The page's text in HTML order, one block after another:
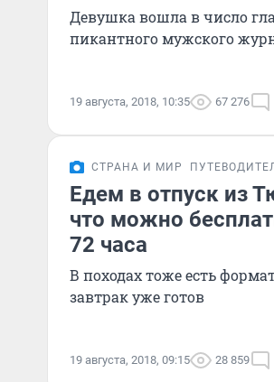
Девушка вошла в число
пикантного мужского
19 августа, 2018, 10:35 67 276
СТРАНА И МИР
Едем в отпуск из
что можно
72 часа
В походах тоже есть
завтрак уже готов
19 августа, 2018, 09:15 28 859